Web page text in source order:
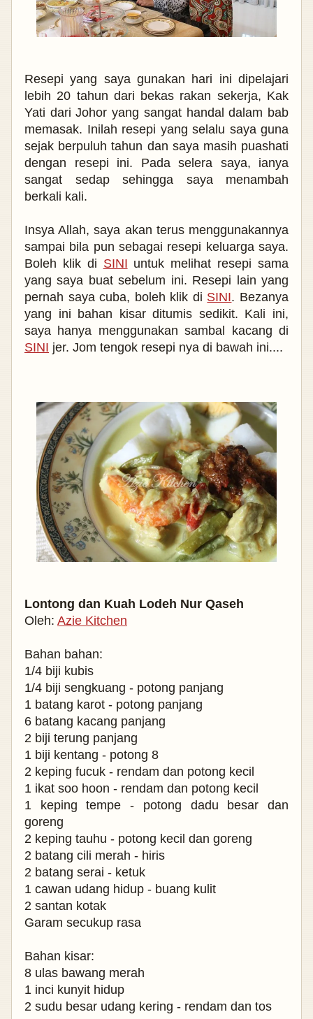
Resepi yang saya gunakan hari ini dipelajari
lebih 20 tahun dari bekas rakan sekerja, Kak
Yati dari Johor yang sangat handal dalam bab
memasak. Inilah resepi yang selalu saya guna
sejak berpuluh tahun dan saya masih puashati
dengan resepi ini. Pada selera saya, ianya
sangat sedap sehingga saya menambah
berkali kali.
Insya Allah, saya akan terus menggunakannya
sampai bila pun sebagai resepi keluarga saya.
Boleh klik di SINI untuk melihat resepi sama
yang saya buat sebelum ini. Resepi lain yang
pernah saya cuba, boleh klik di SINI. Bezanya
yang ini bahan kisar ditumis sedikit. Kali ini,
saya hanya menggunakan sambal kacang di
SINI jer. Jom tengok resepi nya di bawah ini....
Lontong dan Kuah Lodeh Nur Qaseh
Oleh: Azie Kitchen
Bahan bahan:
1/4 biji kubis
1/4 biji sengkuang - potong panjang
1 batang karot - potong panjang
6 batang kacang panjang
2 biji terung panjang
1 biji kentang - potong 8
2 keping fucuk - rendam dan potong kecil
1 ikat soo hoon - rendam dan potong kecil
1 keping tempe - potong dadu besar dan
goreng
2 keping tauhu - potong kecil dan goreng
2 batang cili merah - hiris
2 batang serai - ketuk
1 cawan udang hidup - buang kulit
2 santan kotak
Garam secukup rasa
Bahan kisar:
8 ulas bawang merah
1 inci kunyit hidup
2 sudu besar udang kering - rendam dan tos